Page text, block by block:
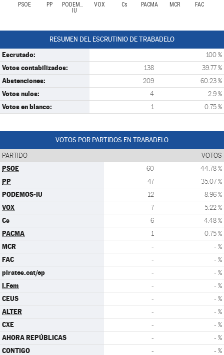
PSOE PP
PODEMOS-
IU
VOX Cs PACMA MCR FAC
RESUMEN DEL ESCRUTINIO DE TRABADELO
Escrutado: 100 %
Votos contabilizados: 138 39.77 %
Abstenciones: 209 60.23 %
Votos nulos: 4 2.9 %
Votos en blanco: 1 0.75 %
VOTOS POR PARTIDOS EN TRABADELO
PARTIDO VOTOS
PSOE 60 44.78 %
PP 47 35.07 %
PODEMOS-IU 12 8.96 %
VOX 7 5.22 %
Cs 6 4.48 %
PACMA 1 0.75 %
MCR - - %
FAC - - %
pirates.cat/ep - - %
I.Fem - - %
CEUS - - %
ALTER - - %
CXE - - %
AHORA REPÚBLICAS - - %
CONTIGO - - %